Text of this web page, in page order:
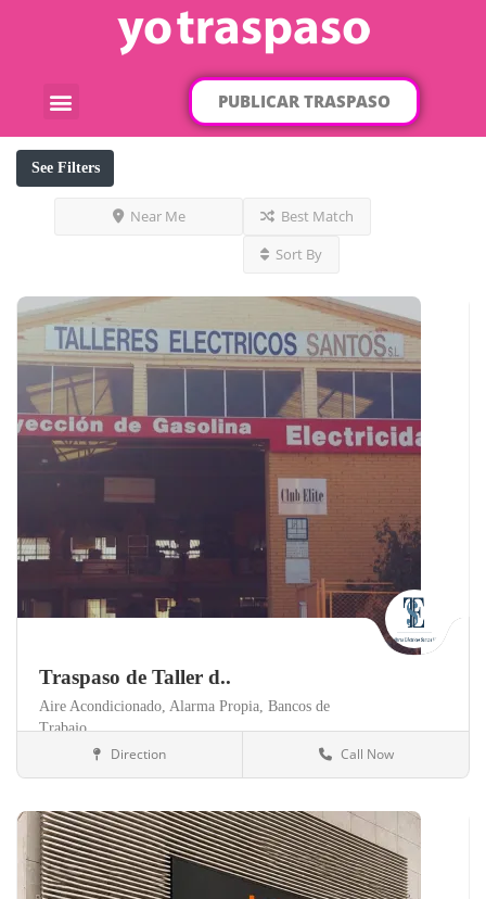
PUBLICAR TRASPASO
See Filters
Near Me
Best Match
Sort By
Traspaso de Taller d..
Aire Acondicionado, Alarma Propia, Bancos de
Trabajo,
Talleres Direction Call Now